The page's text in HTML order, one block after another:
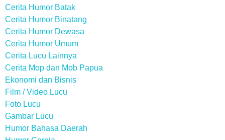
Cerita Humor Batak
Cerita Humor Binatang
Cerita Humor Dewasa
Cerita Humor Umum
Cerita Lucu Lainnya
Cerita Mop dan Mob Papua
Ekonomi dan Bisnis
Film / Video Lucu
Foto Lucu
Gambar Lucu
Humor Bahasa Daerah